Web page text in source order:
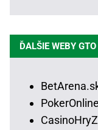
ĎALŠIE WEBY